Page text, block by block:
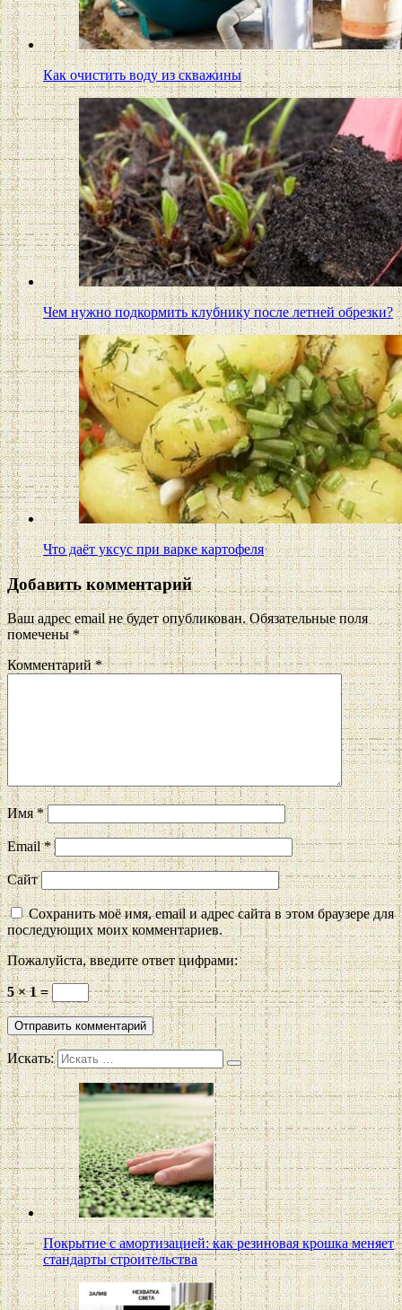
Как очистить воду из скважины
Чем нужно подкормить клубнику после летней обрезки?
Что даёт уксус при варке картофеля
Добавить комментарий
Ваш адрес email не будет опубликован. Обязательные поля
помечены*
Комментарий*
Имя*
Email*
Сайт
Сохранить моё имя, email и адрес сайта в этом браузере для
последующих моих комментариев.
Пожалуйста, введите ответ цифрами:
5 × 1 =
Искать:
Покрытие с амортизацией: как резиновая крошка меняет
стандарты строительства